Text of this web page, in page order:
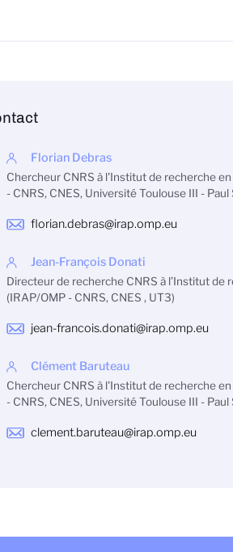
Florian Debras
Chercheur CNRS à l'Institut de recherche
- CNRS, CNES, Université Toulouse III - Paul
florian.debras@irap.omp.eu
Jean-François Donati
Directeur de recherche CNRS à l’Institut
(IRAP/OMP - CNRS, CNES , UT3)
jean-francois.donati@irap.omp.eu
Clément Baruteau
Chercheur CNRS à l'Institut de recherche
- CNRS, CNES, Université Toulouse III - Paul
clement.baruteau@irap.omp.eu